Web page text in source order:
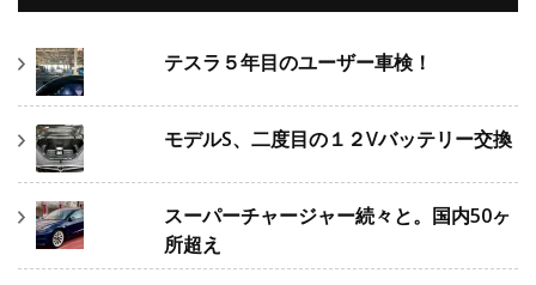
テスラ５年目のユーザー車検！
モデルS、二度目の１２Vバッテリー交換
スーパーチャージャー続々と。国内50ヶ
所超え